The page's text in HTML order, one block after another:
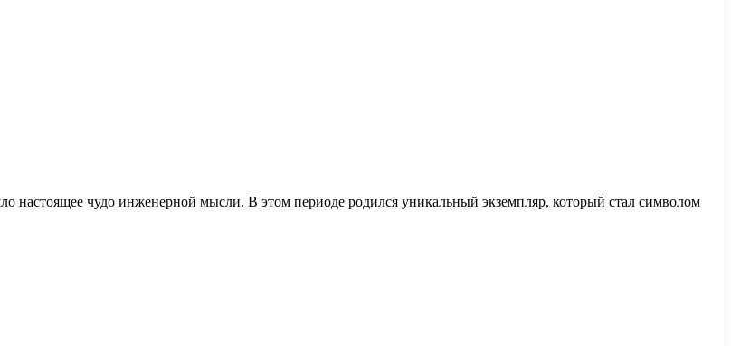
чудо инженерной мысли. В этом периоде родился уникальный экземпляр, который стал символом